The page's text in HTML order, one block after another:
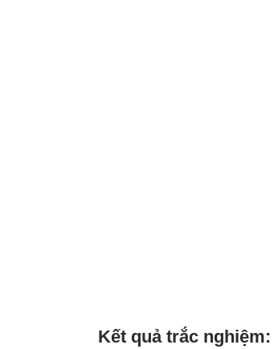
Kết quả trắc nghiệm: